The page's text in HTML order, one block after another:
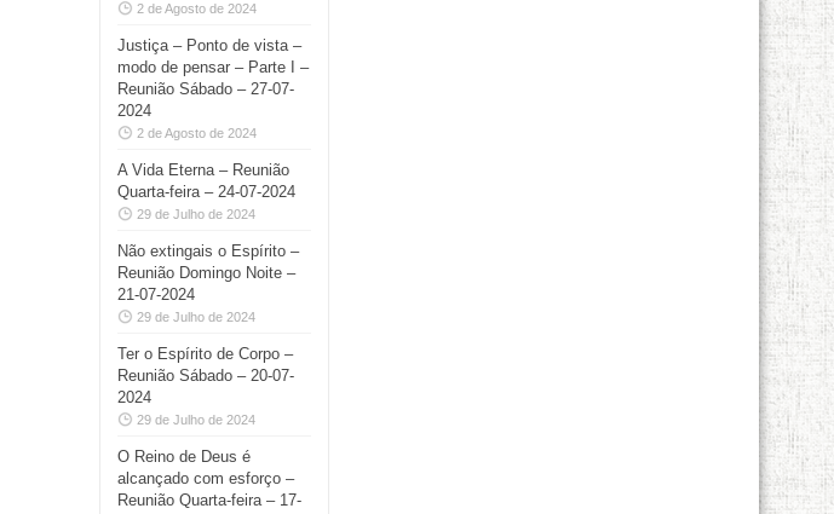
2 de Agosto de 2024
Justiça – Ponto de vista –
modo de pensar – Parte I –
Reunião Sábado – 27-07-
2024
2 de Agosto de 2024
A Vida Eterna – Reunião
Quarta-feira – 24-07-2024
29 de Julho de 2024
Não extingais o Espírito –
Reunião Domingo Noite –
21-07-2024
29 de Julho de 2024
Ter o Espírito de Corpo –
Reunião Sábado – 20-07-
2024
29 de Julho de 2024
O Reino de Deus é
alcançado com esforço –
Reunião Quarta-feira – 17-